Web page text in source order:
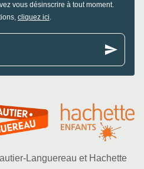
vous désinscrire à tout moment.
cliquez ici.
send
Languereau et Hachette